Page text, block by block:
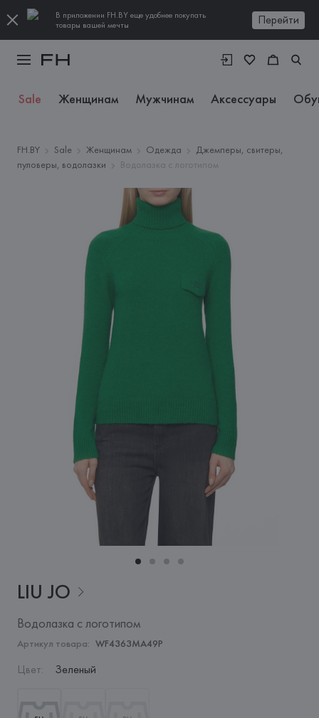
В приложении FH.BY еще удобнее покупать
товары вашей мечты
Перейти
Sale Женщинам Мужчинам Аксессуары
FH.BY Sale Женщинам Одежда
Джемперы, свитеры,
пуловеры, водолазки
Водолазка с логотипом
LIU JO
Водолазка с логотипом
Артикул товара: WF4363MA49P
Цвет: Зеленый